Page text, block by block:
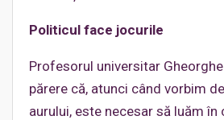
Politicul face jocurile
Profesorul universitar
părere că, atunci când vorbim
aurului, este necesar să luăm